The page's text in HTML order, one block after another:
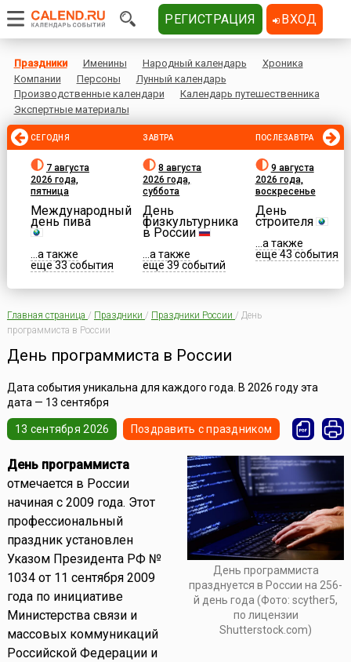
Праздники Именины Народный календарь
Хроника
Компании
Персоны
Лунный календарь
Производственные календари
Календарь путешественника
Экспертные материалы
СЕГОДНЯ
7 августа
2026 года,
пятница
Международный
день пива
...а также
еще 33 события
ЗАВТРА
8 августа
2026 года,
суббота
День
физкультурника
в России
...а также
еще 39 событий
ПОСЛЕЗАВТРА
9 августа
2026 года,
воскресенье
День
строителя
...а также
еще 43 события
Главная страница / Праздники / Праздники России / День
программиста в России
День программиста в России
Дата события уникальна для каждого года. В 2026 году эта
дата — 13 сентября
13 сентября 2026 Поздравить с праздником
День программиста
празднуется в России на 256-
й день года (Фото: scyther5,
по лицензии
Shutterstock.com)
День программиста
отмечается в России
начиная с 2009 года. Этот
профессиональный
праздник установлен
Указом Президента РФ №
1034 от 11 сентября 2009
года по инициативе
Министерства связи и
массовых коммуникаций
Российской Федерации и
РЕГИСТРАЦИЯ ВХОД